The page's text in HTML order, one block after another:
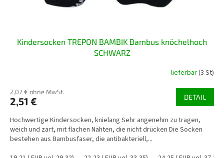
Kindersocken TREPON BAMBIK Bambus knöchelhoch
SCHWARZ
lieferbar(3 St)
2,07 € ohne MwSt.
2,51 € DETAIL
Hochwertige Kindersocken, knielang Sehr angenehm zu tragen,
weich und zart, mit flachen Nähten, die nicht drücken Die Socken
bestehen aus Bambusfaser, die antibakteriell,...